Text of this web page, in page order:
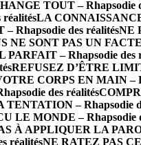
TOUT – Rhapsodie
LA
Rhapsodie des réalitésNE
NE SONT PAS UN
– Rhapsodie des
REFUSEZ D’ÊTRE
CORPS EN MAIN –
des réalités
– Rhapsodie
LE MONDE – Rhapsodie
À APPLIQUER LA
réalitésNE RATEZ PAS